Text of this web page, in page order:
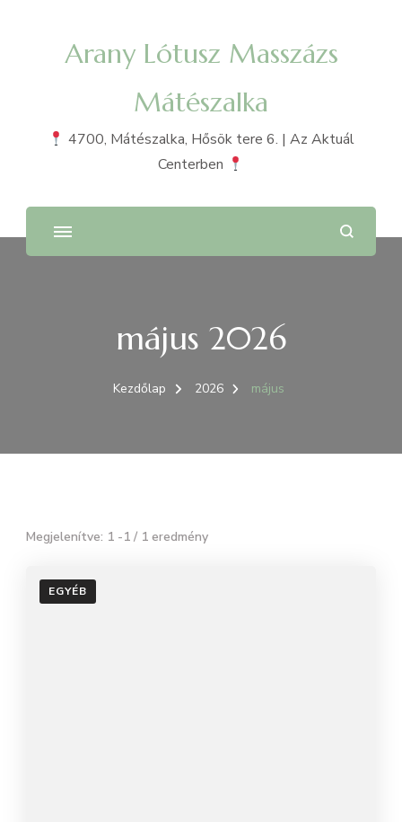
Arany Lótusz Masszázs
Mátészalka
4700, Mátészalka, Hősök tere 6. | Az Aktuál
Centerben
május 2026
Kezdőlap 2026 május
Megjelenítve: 1 -1 / 1 eredmény
EGYÉB